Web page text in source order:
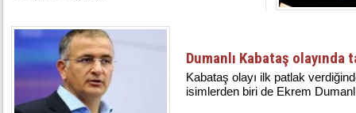
Dumanlı Kabataş
Ka­ba­taş ola­yı ilk pat­lak
isim­ler­den bi­ri de Ek­rem